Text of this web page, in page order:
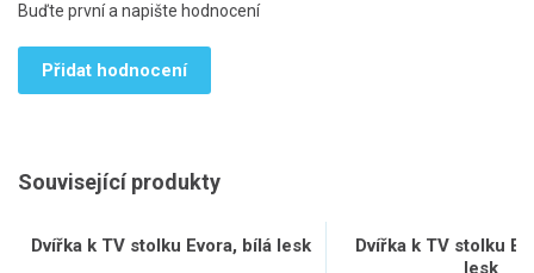
Buďte první a napište hodnocení
Přidat hodnocení
Související produkty
Dvířka k TV stolku Evora, bílá lesk
Dvířka k TV stolku
lesk